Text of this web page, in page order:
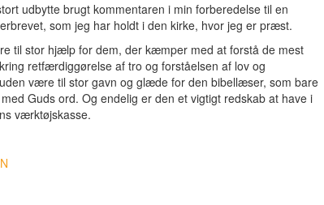
udbytte brugt kommentaren i min forberedelse til en
som jeg har holdt i den kirke, hvor jeg er præst.
til stor hjælp for dem, der kæmper med at forstå de mest
retfærdiggørelse af tro og forståelsen af lov og
være til stor gavn og glæde for den bibellæser, som bare
Guds ord. Og endelig er den et vigtigt redskab at have i
værktøjskasse.